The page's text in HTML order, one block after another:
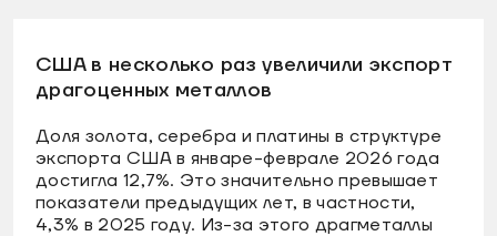
США в несколько раз увеличили экспорт
драгоценных металлов
Доля золота, серебра и платины в структуре
экспорта США в январе-феврале 2026 года
достигла 12,7%. Это значительно превышает
показатели предыдущих лет, в частности,
4,3% в 2025 году. Из-за этого драгметаллы